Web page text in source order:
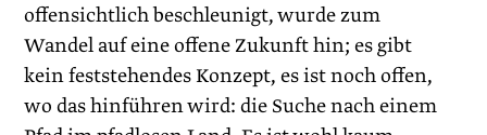
offensichtlich beschleunigt, wurde zum
Wandel auf eine offene Zukunft hin; es gibt
kein feststehendes Konzept, es ist noch offen,
wo das hinführen wird: die Suche nach einem